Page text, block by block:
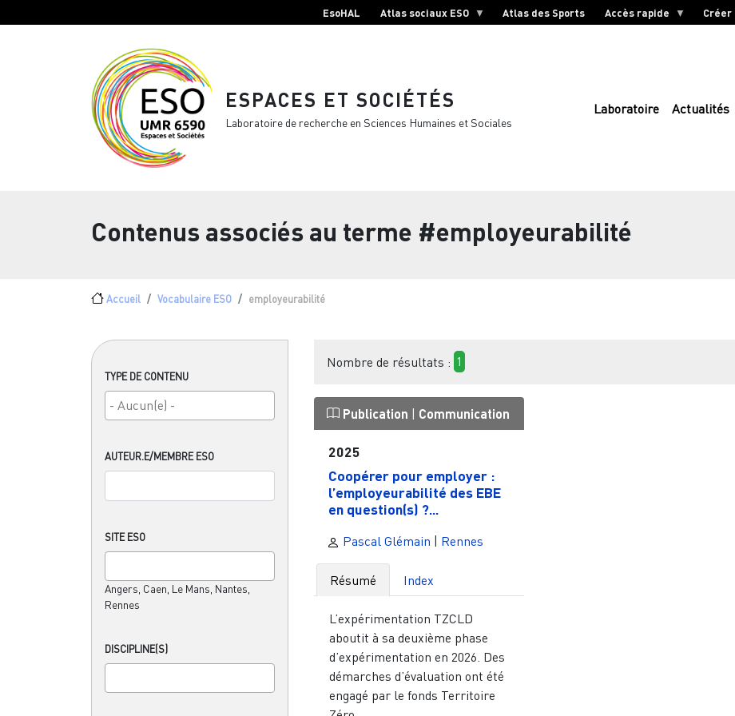
EsoHAL Atlas sociaux ESO Atlas des Sports Accès rapide Créer
ESPACES ET SOCIÉTÉS
Laboratoire de recherche en Sciences Humaines et Sociales
Laboratoire Actualités
Contenus associés au terme #employeurabilité
Fil d'Ariane
Accueil Vocabulaire ESO employeurabilité
TYPE DE CONTENU
AUTEUR.E/MEMBRE ESO
SITE ESO
Angers, Caen, Le Mans, Nantes,
Rennes
DISCIPLINE(S)
Nombre de résultats : 1
Publication | Communication
2025
Coopérer pour employer :
l’employeurabilité des EBE
en question(s) ?...
Pascal Glémain | Rennes
Résumé Index
L’expérimentation TZCLD
aboutit à sa deuxième phase
d’expérimentation en 2026. Des
démarches d’évaluation ont été
engagé par le fonds Territoire